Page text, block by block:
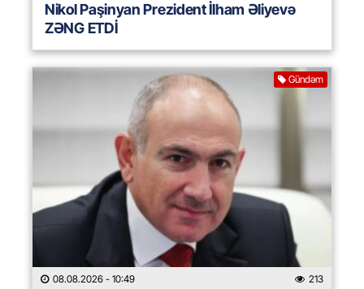
Nikol Paşinyan Prezident İlham Əliyevə
ZƏNG ETDİ
Gündəm
08.08.2026 - 10:49 213